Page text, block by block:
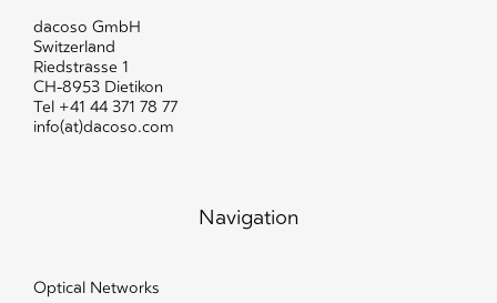
dacoso GmbH
Switzerland
Riedstrasse 1
CH-8953 Dietikon
Tel +41 44 371 78 77
info(at)dacoso.com
Navigation
Optical Networks